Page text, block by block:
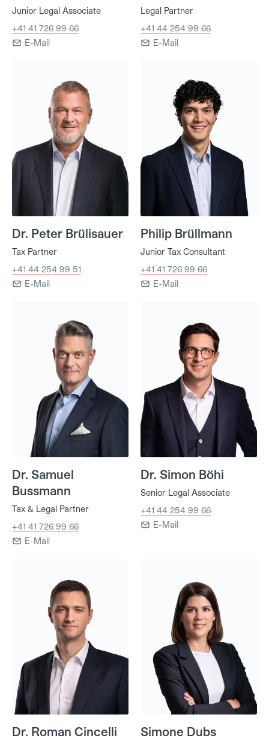
Junior Legal Associate
+41 41 726 99 66
E-Mail
Legal Partner
+41 44 254 99 66
E-Mail
Dr. Peter Brülisauer
Tax Partner
+41 44 254 99 51
E-Mail
Philip Brüllmann
Junior Tax Consultant
+41 41 726 99 66
E-Mail
Dr. Samuel
Bussmann
Tax & Legal Partner
+41 41 726 99 66
E-Mail
Dr. Simon Böhi
Senior Legal Associate
+41 44 254 99 66
E-Mail
Dr. Roman Cincelli Simone Dubs